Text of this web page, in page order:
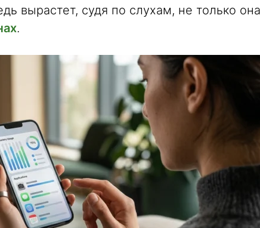
вырастет, судя по слухам, не только
.